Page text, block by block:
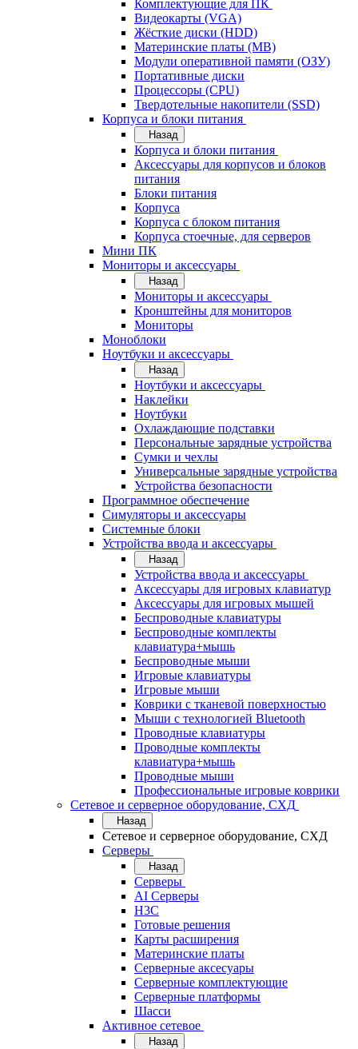
Комплектующие для ПК
Видеокарты (VGA)
Жёсткие диски (HDD)
Материнские платы (MB)
Модули оперативной памяти (ОЗУ)
Портативные диски
Процессоры (CPU)
Твердотельные накопители (SSD)
Корпуса и блоки питания
Назад
Корпуса и блоки питания
Аксессуары для корпусов и блоков
питания
Блоки питания
Корпуса
Корпуса с блоком питания
Корпуса стоечные, для серверов
Мини ПК
Мониторы и аксессуары
Назад
Мониторы и аксессуары
Кронштейны для мониторов
Мониторы
Моноблоки
Ноутбуки и аксессуары
Назад
Ноутбуки и аксессуары
Наклейки
Ноутбуки
Охлаждающие подставки
Персональные зарядные устройства
Сумки и чехлы
Универсальные зарядные устройства
Устройства безопасности
Программное обеспечение
Симуляторы и аксессуары
Системные блоки
Устройства ввода и аксессуары
Назад
Устройства ввода и аксессуары
Аксессуары для игровых клавиатур
Аксессуары для игровых мышей
Беспроводные клавиатуры
Беспроводные комплекты
клавиатура+мышь
Беспроводные мыши
Игровые клавиатуры
Игровые мыши
Коврики с тканевой поверхностью
Мыши с технологией Bluetooth
Проводные клавиатуры
Проводные комплекты
клавиатура+мышь
Проводные мыши
Профессиональные игровые коврики
Сетевое и серверное оборудование, СХД
Назад
Сетевое и серверное оборудование, СХД
Cерверы
Назад
Cерверы
AI Серверы
H3C
Готовые решения
Карты расширения
Материнские платы
Серверные аксесуары
Серверные комплектующие
Серверные платформы
Шасси
Активное сетевое
Назад